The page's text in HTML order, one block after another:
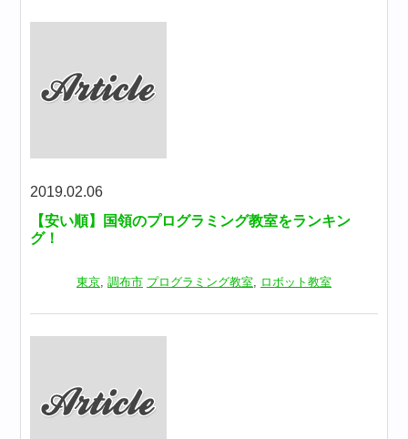
2019.02.06
【安い順】国領のプログラミング教室をランキン
グ！
東京, 調布市 プログラミング教室, ロボット教室